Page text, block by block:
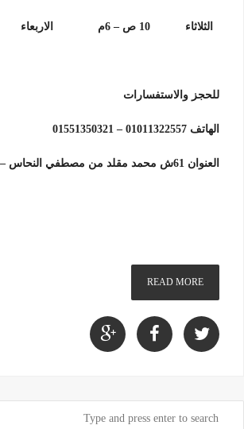
الثلاثاء 10 ص – 6م الاربعاء 10 ص – 6م
للحجز والاستفسارات
الهاتف 01011322557 – 01551350321
العنوان 61ش محمد مقلد من مصطفي النحاس – مدينة نصر
READ MORE